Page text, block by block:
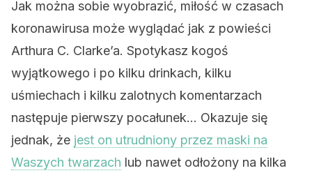
Jak można sobie wyobrazić, miłość w czasach
koronawirusa może wyglądać jak z powieści
Arthura C. Clarke’a. Spotykasz kogoś
wyjątkowego i po kilku drinkach, kilku
uśmiechach i kilku zalotnych komentarzach
następuje pierwszy pocałunek… Okazuje się
jednak, że jest on utrudniony przez maski na
Waszych twarzach lub nawet odłożony na kilka